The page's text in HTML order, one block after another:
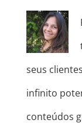
seus
infinito
conteúdos